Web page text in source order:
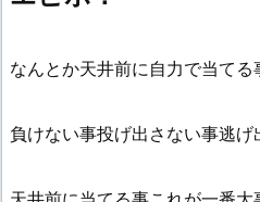
なんとか天井前に自力で当てる
負けない事投げ出さない事逃